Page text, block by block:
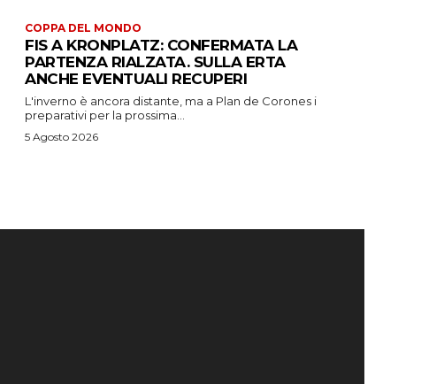
COPPA DEL MONDO
FIS A KRONPLATZ: CONFERMATA LA
PARTENZA RIALZATA. SULLA ERTA
ANCHE EVENTUALI RECUPERI
L'inverno è ancora distante, ma a Plan de Corones i
preparativi per la prossima...
5 Agosto 2026